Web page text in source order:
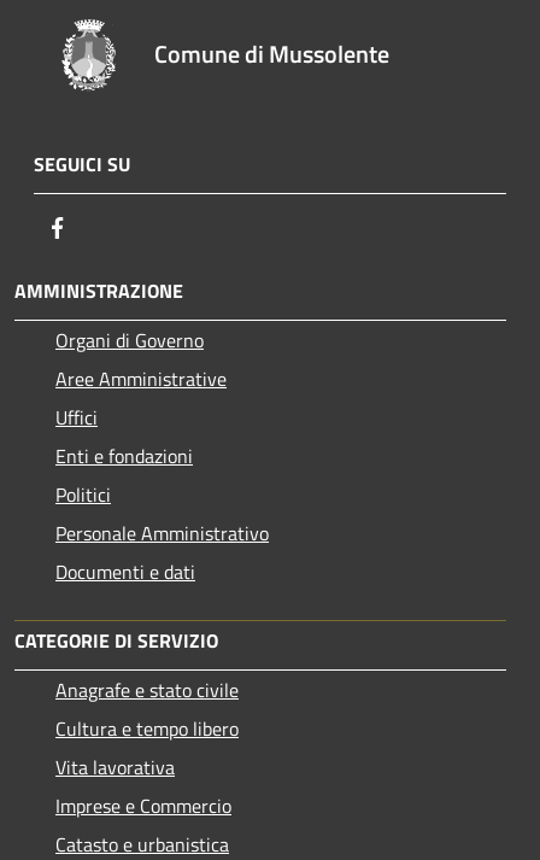
Comune di Mussolente
SEGUICI SU
AMMINISTRAZIONE
Organi di Governo
Aree Amministrative
Uffici
Enti e fondazioni
Politici
Personale Amministrativo
Documenti e dati
CATEGORIE DI SERVIZIO
Anagrafe e stato civile
Cultura e tempo libero
Vita lavorativa
Imprese e Commercio
Catasto e urbanistica